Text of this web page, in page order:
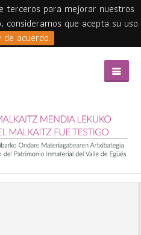
terceros para mejorar nuestros
consideramos que acepta su uso.
acuerdo.